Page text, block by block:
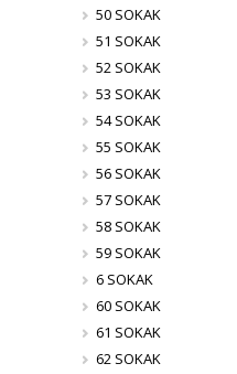
50 SOKAK
51 SOKAK
52 SOKAK
53 SOKAK
54 SOKAK
55 SOKAK
56 SOKAK
57 SOKAK
58 SOKAK
59 SOKAK
6 SOKAK
60 SOKAK
61 SOKAK
62 SOKAK